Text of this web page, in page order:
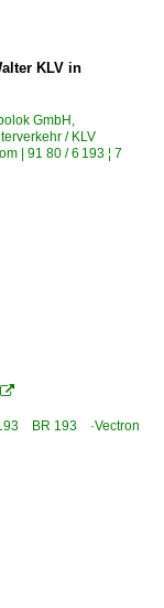
KLV in
GmbH,
/ KLV
| 91 80 / 6 193 ¦ 7

193 BR 193 ·Vectron